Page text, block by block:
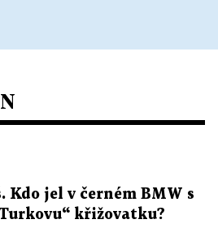
Kdo jel v černém BMW s
křižovatku?